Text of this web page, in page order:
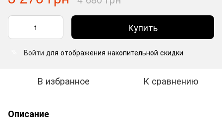
Купить
Войти для отображения накопительной скидки
В избранное К сравнению
Описание